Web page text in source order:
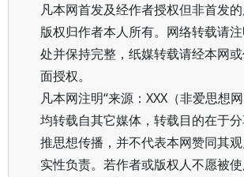
凡本网首发及经作者授权但非首发的
版权归作者本人所有。网络转载请
处并保持完整，纸媒转载请经本网
面授权。
凡本网注明“来源：XXX（非爱思想网
均转载自其它媒体，转载目的在于
推思想传播，并不代表本网赞同其
实性负责。若作者或版权人不愿被